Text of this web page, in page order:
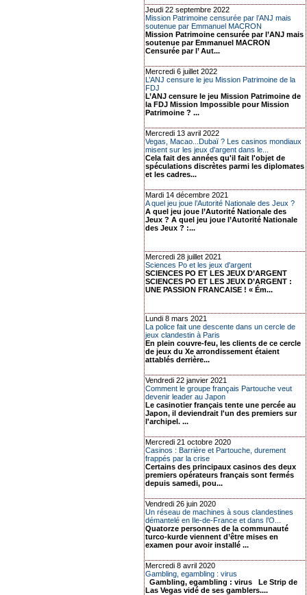
Jeudi 22 septembre 2022
Mission Patrimoine censurée par l’ANJ mais
soutenue par Emmanuel MACRON
Mission Patrimoine censurée par l’ANJ mais
soutenue par Emmanuel MACRON
Censurée par l’ Aut...
Mercredi 6 juillet 2022
L’ANJ censure le jeu Mission Patrimoine de la
FDJ
L’ANJ censure le jeu Mission Patrimoine de
la FDJ Mission Impossible pour Mission
Patrimoine ? ...
Mercredi 13 avril 2022
Vegas, Macao...Dubaï ? Les casinos mondiaux
misent sur les jeux d'argent dans le...
Cela fait des années qu'il fait l'objet de
spéculations discrètes parmi les diplomates
et les cadres...
Mardi 14 décembre 2021
A quel jeu joue l’Autorité Nationale des Jeux ?
A quel jeu joue l’Autorité Nationale des
Jeux ? A quel jeu joue l’Autorité Nationale
des Jeux ? :...
Mercredi 28 juillet 2021
Sciences Po et les jeux d'argent
SCIENCES PO ET LES JEUX D’ARGENT
SCIENCES PO ET LES JEUX D’ARGENT :
UNE PASSION FRANCAISE ! « Ém...
Lundi 8 mars 2021
La police fait une descente dans un cercle de
jeux clandestin à Paris
En plein couvre-feu, les clients de ce cercle
de jeux du Xe arrondissement étaient
attablés derrière...
Vendredi 22 janvier 2021
Comment le groupe français Partouche veut
devenir leader au Japon
Le casinotier français tente une percée au
Japon, il deviendrait l'un des premiers sur
l'archipel. ...
Mercredi 21 octobre 2020
Casinos : Barrière et Partouche, durement
frappés par la crise
Certains des principaux casinos des deux
premiers opérateurs français sont fermés
depuis samedi, pou...
Vendredi 26 juin 2020
Un réseau de machines à sous clandestines
démantelé en Ile-de-France et dans l’O...
Quatorze personnes de la communauté
turco-kurde viennent d’être mises en
examen pour avoir installé ...
Mercredi 8 avril 2020
Gambling, egambling : virus
Gambling, egambling : virus Le Strip de
Las Vegas vidé de ses gamblers....